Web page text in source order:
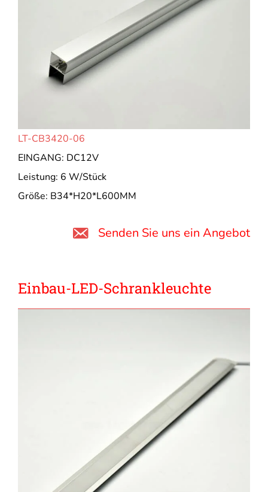
LT-CB3420-06
EINGANG: DC12V
Leistung: 6 W/Stück
Größe: B34*H20*L600MM
Senden Sie uns ein Angebot
Einbau-LED-Schrankleuchte